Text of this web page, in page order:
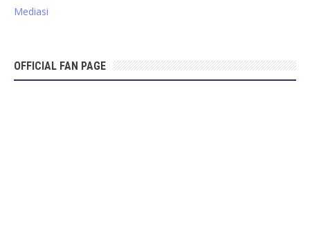
Mediasi
OFFICIAL FAN PAGE